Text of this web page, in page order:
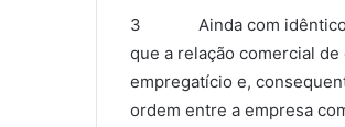
3 Ainda com idênticos
que a relação comercial
empregatício e,
ordem entre a empresa